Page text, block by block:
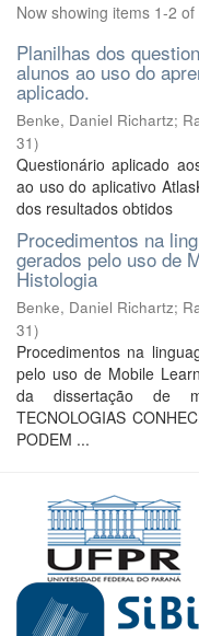
Now showing items 1-2 of
Planilhas dos
alunos ao uso do
aplicado.
Benke, Daniel Richartz;
31)
Questionário aplicado
ao uso do aplicativo
dos resultados obtidos
Procedimentos na
gerados pelo uso de
Histologia
Benke, Daniel Richartz;
31)
Procedimentos na
pelo uso de Mobile
da dissertação de
TECNOLOGIAS
PODEM ...